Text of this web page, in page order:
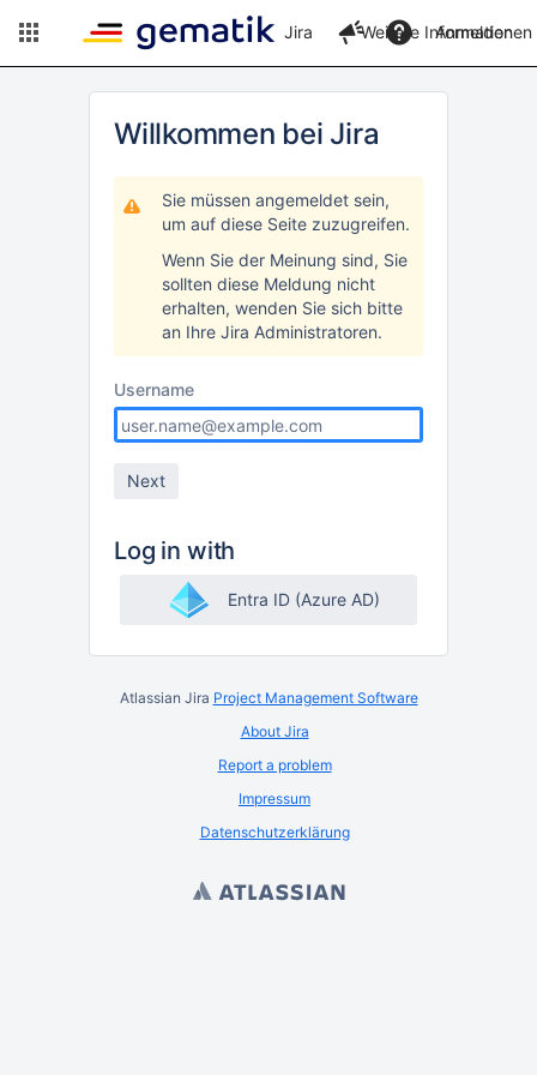
Jira Weitere Informationen
Anmelden
Willkommen bei Jira
Sie müssen angemeldet sein,
um auf diese Seite zuzugreifen.
Wenn Sie der Meinung sind, Sie
sollten diese Meldung nicht
erhalten, wenden Sie sich bitte
an Ihre Jira Administratoren.
Username
Log in with
Entra ID (Azure AD)
Atlassian Jira Project Management Software
About Jira
Report a problem
Impressum
Datenschutzerklärung